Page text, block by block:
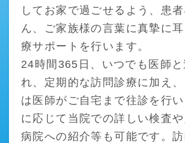
してお家で過ごせるよう、患
ん、ご家族様の言葉に真摯に
療サポートを行います。
24時間365日、いつでも医師と
れ、定期的な訪問診療に加え
は医師がご自宅まで往診を行
に応じて当院での詳しい検査
病院への紹介等も可能です。